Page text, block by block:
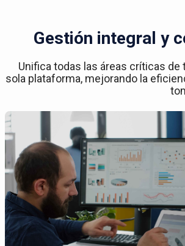
Gestión integral y
Unifica todas las áreas críticas de
sola plataforma, mejorando la